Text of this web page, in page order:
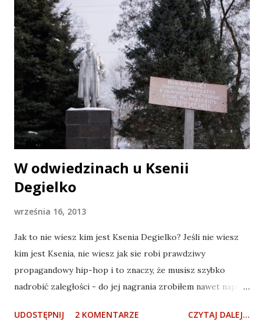
W odwiedzinach u Ksenii
Degielko
września 16, 2013
Jak to nie wiesz kim jest Ksenia Degielko? Jeśli nie wiesz
kim jest Ksenia, nie wiesz jak sie robi prawdziwy
propagandowy hip-hop i to znaczy, że musisz szybko
nadrobić zaległości - do jej nagrania zrobiłem nawet napisy
razem, gdy oglądam teledysk do Я из деревни (Jestem ze
UDOSTĘPNIJ 2 KOMENTARZE CZYTAJ DALEJ...